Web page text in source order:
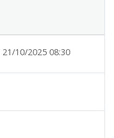
21/10/2025 08:30